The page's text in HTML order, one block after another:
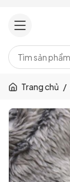
Trang chủ /